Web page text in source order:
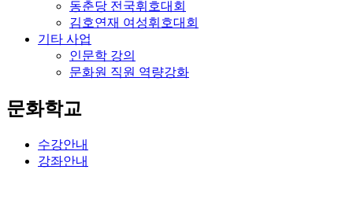
동춘당 전국휘호대회
김호연재 여성휘호대회
기타 사업
인문학 강의
문화원 직원 역량강화
문화학교
수강안내
강좌안내